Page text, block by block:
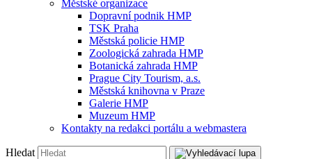
Městské organizace
Dopravní podnik HMP
TSK Praha
Městská policie HMP
Zoologická zahrada HMP
Botanická zahrada HMP
Prague City Tourism, a.s.
Městská knihovna v Praze
Galerie HMP
Muzeum HMP
Kontakty na redakci portálu a webmastera
Hledat